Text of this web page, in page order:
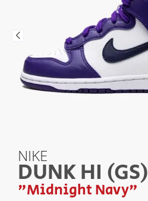
NIKE
DUNK HI (GS)
"Midnight Navy"